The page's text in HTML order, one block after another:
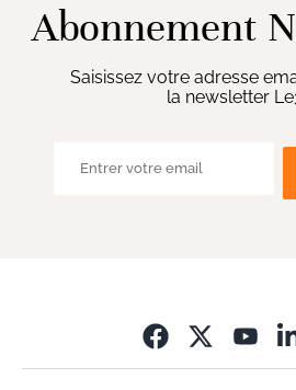
Abonnement
Saisissez votre adresse
la newsletter